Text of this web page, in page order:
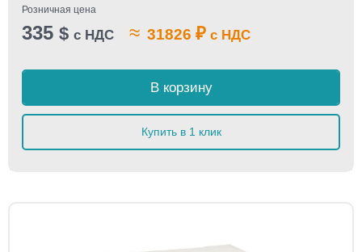
Розничная цена
335 $ с НДС ≈ 31826 ₽ с НДС
В корзину
Купить в 1 клик